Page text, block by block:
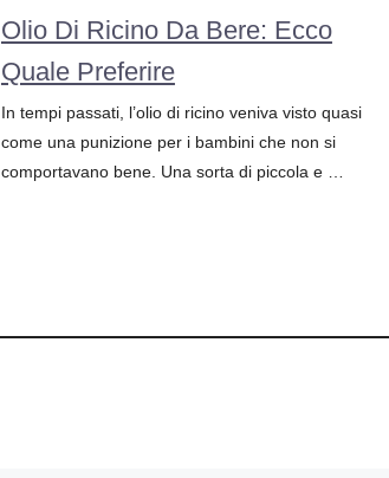
Olio Di Ricino Da Bere: Ecco
Quale Preferire
In tempi passati, l’olio di ricino veniva visto quasi
come una punizione per i bambini che non si
comportavano bene. Una sorta di piccola e …